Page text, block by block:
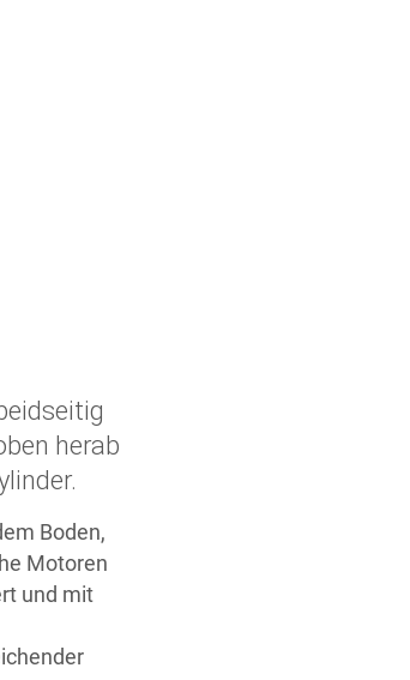
herab
Boden,
Motoren
und mit